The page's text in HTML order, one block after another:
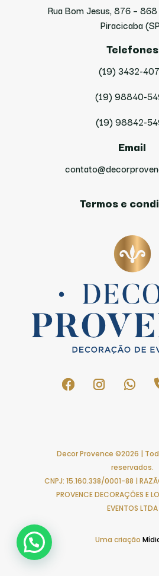
Rua Bom Jesus, 876 –
Piracicaba
Telefones
(19) 3432-
(19) 98840-
(19) 98842-
Email
Termos e
Decor Provence ©2026 |
reservados.
CNPJ: 15.160.338/0001-88 |
PROVENCE DECORAÇÕES E
EVENTOS LTDA
Uma criação